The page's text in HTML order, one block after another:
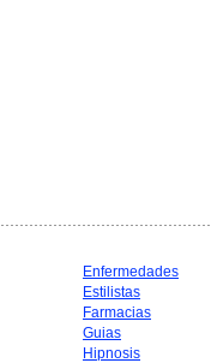
Enfermedades
Estilistas
Farmacias
Guias
Hipnosis